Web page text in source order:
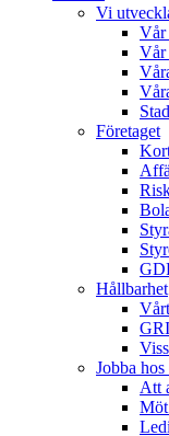
Vi
Vår
Vår
Företaget
Hållbarhet
GRI
Jobba hos
Att
Möt